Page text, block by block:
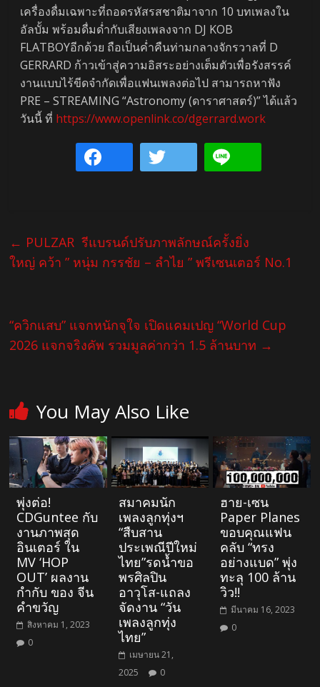
เครื่องดื่มเฉพาะที่ถอดรหัสรสชาติมาจาก 10 บทเพลงใน
อัลบั้ม พร้อมดื่มด่ำกับเสียงเพลงจาก DJ KOB
FLATBOYอีกด้วย ถือเป็นค่ำคืนท่ามกลางจักรวาลที่ D
GERRARD ก้าวเข้าสู่ความอิสระอย่างเต็มตัวเพื่อรังสรรค์
งานแบบไร้ขีดจำกัดเพื่อแฟนเพลงต่อไป สามารถหาฟัง
PRE – STREAMING “Astronomy (ดาราศาสตร์)” ได้แล้ว
วันนี้ ที่ https://www.openlink.co/dgerrard.work
← PULZAR รีแบรนด์ปรับภาพลักษณ์ครั้งยิ่ง
ใหญ่ คว้า ” หนุ่ม กรรชัย – ลำไย ” พรีเซนเตอร์ No.1
“ควิกแสบ” แจกหนักจุใจ​ เปิดแคมเปญ “World Cup
2026 แจกจริงคัพ รวมมูลค่ากว่า 1.5 ล้านบาท →
You May Also Like
พุ่งต่อ!
CDGuntee กับ
งานภาพสุด
อินเตอร์ ใน
MV ‘HOP
OUT’ ผลงาน
กำกับ ของ จีน
คำขวัญ
สิงหาคม 1, 2023
0
สมาคมนัก
เพลงลูกทุ่งฯ
“สืบสาน
ประเพณีปีใหม่
ไทย”รดน้ำขอ
พรศิลปิน
อาวุโส-แถลง
จัดงาน “วัน
เพลงลูกทุ่ง
ไทย”
เมษายน 21,
2025
0
ฮาย-เซน
Paper Planes
ขอบคุณแฟน
คลับ “ทรง
อย่างแบด” พุ่ง
ทะลุ 100 ล้าน
วิว!!
มีนาคม 16, 2023
0